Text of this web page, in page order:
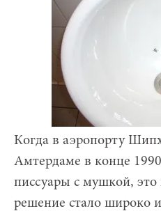
Когда в аэропорту
Амтердаме в конце
писсуары с мушкой, это
решение стало широко